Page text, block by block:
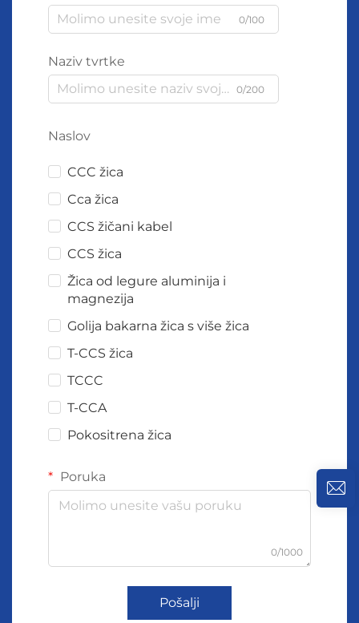
0/100
Naziv tvrtke
0/200
Naslov
CCC žica
Cca žica
CCS žičani kabel
CCS žica
Žica od legure aluminija i
magnezija
Golija bakarna žica s više žica
T-CCS žica
TCCC
T-CCA
Pokositrena žica
Poruka
0/1000
Pošalji